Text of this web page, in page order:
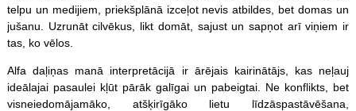
telpu un medijiem, priekšplānā izceļot nevis atbildes, bet domas un
jušanu. Uzrunāt cilvēkus, likt domāt, sajust un sapņot arī viņiem ir
tas, ko vēlos.
Alfa daļiņas manā interpretācijā ir ārējais kairinātājs, kas neļauj
ideālajai pasaulei kļūt pārāk galīgai un pabeigtai. Ne konflikts, bet
visneiedomājamāko, atšķirīgāko lietu līdzāspastāvēšana,